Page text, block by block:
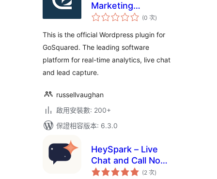
Marketing
Automation, CRM,
Chat for WordPress
(0 次評
分
數
)
This is the official Wordpress plugin for
GoSquared. The leading software
platform for real-time analytics, live chat
and lead capture.
russellvaughan
啟用安裝數: 200+
保證相容版本: 6.3.0
HeySpark – Live
Chat and Call Now
Plugin
(2 次評
分)